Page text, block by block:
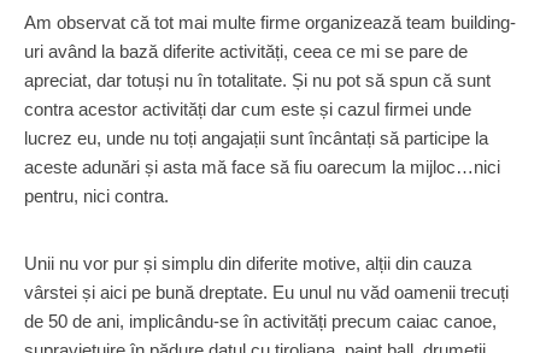
Am observat că tot mai multe firme organizează team building-
uri având la bază diferite activități, ceea ce mi se pare de
apreciat, dar totuși nu în totalitate. Și nu pot să spun că sunt
contra acestor activități dar cum este și cazul firmei unde
lucrez eu, unde nu toți angajații sunt încântați să participe la
aceste adunări și asta mă face să fiu oarecum la mijloc…nici
pentru, nici contra.
Unii nu vor pur și simplu din diferite motive, alții din cauza
vârstei și aici pe bună dreptate. Eu unul nu văd oamenii trecuți
de 50 de ani, implicându-se în activități precum caiac canoe,